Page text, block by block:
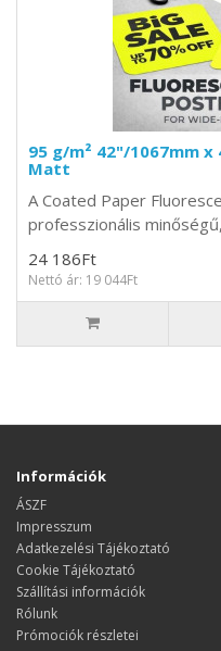
95 g/m² 42"/1067mm
Matt
A Coated Paper
professzionális
24 186Ft
Nettó ár: 19 044Ft
Információk
ÁSZF
Impresszum
Adatkezelési Tájékoztató
Cookie Tájékoztató
Szállítási információk
Rólunk
Prómociók részletei